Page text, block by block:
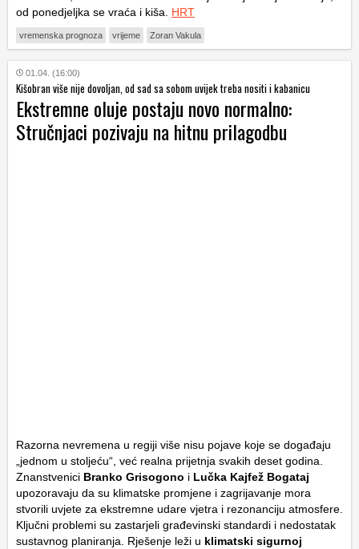
od ponedjeljka se vraća i kiša. HRT
vremenska prognoza vrijeme Zoran Vakula
01.04. (16:00)
Kišobran više nije dovoljan, od sad sa sobom uvijek treba nositi i kabanicu
Ekstremne oluje postaju novo normalno:
Stručnjaci pozivaju na hitnu prilagodbu
Razorna nevremena u regiji više nisu pojave koje se događaju
„jednom u stoljeću“, već realna prijetnja svakih deset godina.
Znanstvenici Branko Grisogono i Lučka Kajfež Bogataj
upozoravaju da su klimatske promjene i zagrijavanje mora
stvorili uvjete za ekstremne udare vjetra i rezonanciju atmosfere.
Ključni problemi su zastarjeli građevinski standardi i nedostatak
sustavnog planiranja. Rješenje leži u klimatski sigurnoj